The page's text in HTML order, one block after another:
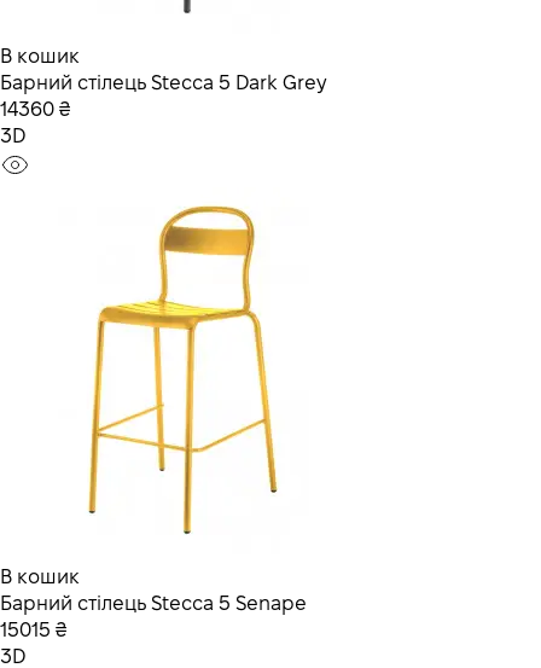
В кошик
Барний стілець Stecca 5 Dark Grey
14360 ₴
3D
В кошик
Барний стілець Stecca 5 Senape
15015 ₴
3D